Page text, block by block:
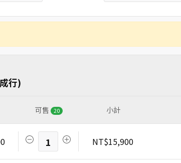
行)
可售 20 小計
1 NT$15,900